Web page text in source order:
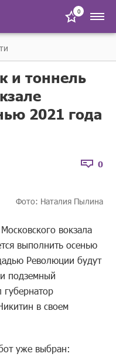
0
и тоннель
2021 года
0
Фото: Наталия Пылина
вокзала
выполнить осенью
Революции будут
подземный
в своем
уже выбран: